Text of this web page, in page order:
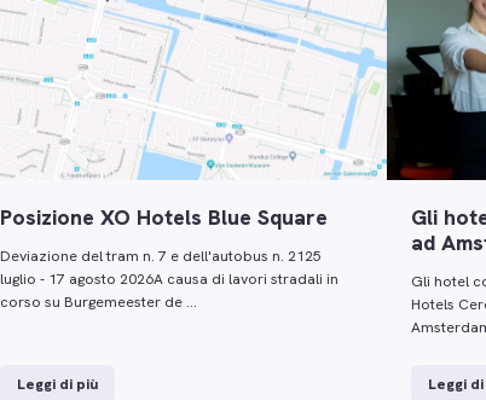
Posizione XO Hotels Blue Square
Deviazione del tram n. 7 e dell'autobus n. 2125
luglio - 17 agosto 2026A causa di lavori stradali in
corso su Burgemeester de …
Leggi di più
Gli
ad
Gli hotel
Hotels
Leggi